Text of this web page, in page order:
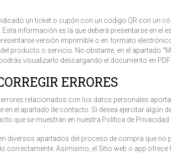
un ticket o cupón con un código QR con un
información es la que deberá presentarse en el
versión imprimible o en formato
producto o servicio. No obstante, en el apartado
visualizarlo descargando el documento en
ERRORES
relacionados con los datos personales
en el apartado de contacto. Si desea ejercitar algún
que se muestran en nuestra Política de Privacidad
diversos apartados del proceso de compra que
correctamente. Asimismo, el Sitio web o app